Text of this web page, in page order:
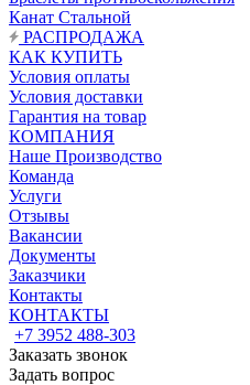
Канат Стальной
РАСПРОДАЖА
КАК КУПИТЬ
Условия оплаты
Условия доставки
Гарантия на товар
КОМПАНИЯ
Наше Производство
Команда
Услуги
Отзывы
Вакансии
Документы
Заказчики
Контакты
КОНТАКТЫ
+7 3952 488-303
Заказать звонок
Задать вопрос